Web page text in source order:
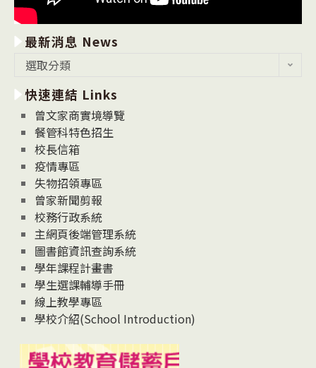
最新消息 News
消
息
News
選取分類
快速連結 Links
曾文家商實境導覽
餐管科特色招生
校長信箱
疫情專區
失物招領專區
曾家新聞剪報
校務行政系統
主網頁後端管理系統
圖書館資訊查詢系統
學年課程計畫書
學生選課輔導手冊
線上教學專區
學校介紹(School Introduction)